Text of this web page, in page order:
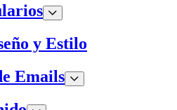
y Estilo
Emails